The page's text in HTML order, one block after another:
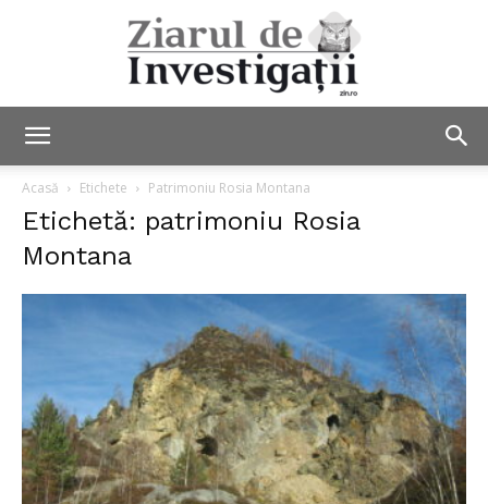
Investigații
Acasă Etichete Patrimoniu Rosia Montana
Etichetă: patrimoniu Rosia
Montana